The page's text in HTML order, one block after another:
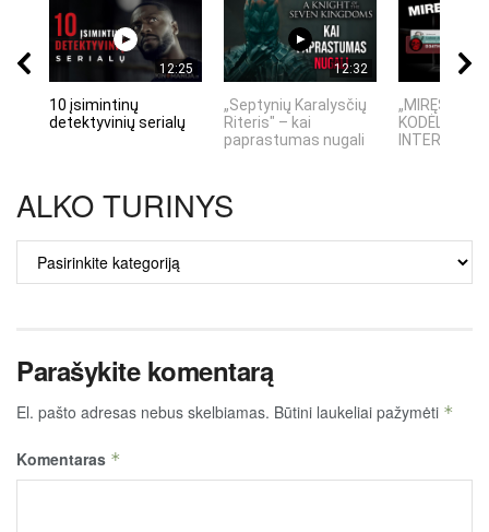
12:25
10 įsimintinų
detektyvinių serialų
12:32
„Septynių Karalysčių
Riteris" – kai
paprastumas nugali
„MIRĘS
KODĖL
INTERNETO
ALKO TURINYS
ALKO
TURINYS
Parašykite komentarą
El. pašto adresas nebus skelbiamas. Būtini laukeliai pažymėti *
Komentaras *